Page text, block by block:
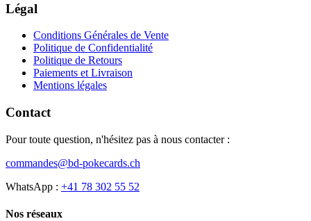
Légal
Conditions Générales de Vente
Politique de Confidentialité
Politique de Retours
Paiements et Livraison
Mentions légales
Contact
Pour toute question, n'hésitez pas à nous contacter :
commandes@bd-pokecards.ch
WhatsApp : +41 78 302 55 52
Nos réseaux